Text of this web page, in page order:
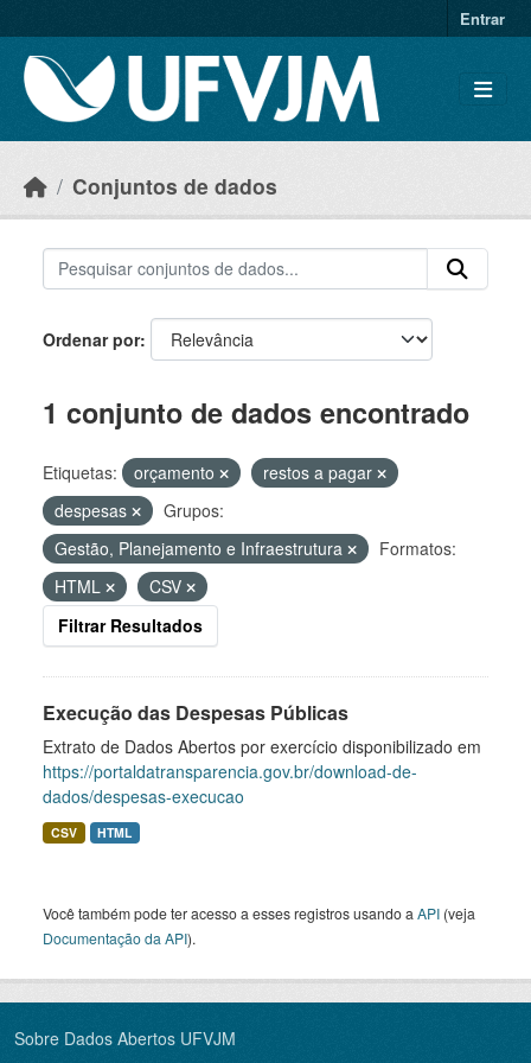
Entrar
Conjuntos de dados
Ordenar por
1 conjunto de dados encontrado
Etiquetas: orçamento
restos a pagar
despesas
Grupos:
Gestão, Planejamento e Infraestrutura
Formatos:
HTML
CSV
Filtrar Resultados
Execução das Despesas Públicas
Extrato de Dados Abertos por exercício disponibilizado em
https://portaldatransparencia.gov.br/download-de-
dados/despesas-execucao
CSV HTML
Você também pode ter acesso a esses registros usando a API (veja
Documentação da API).
Sobre Dados Abertos UFVJM